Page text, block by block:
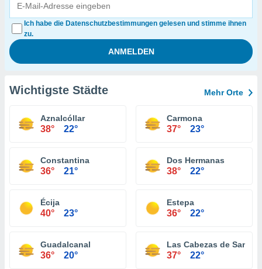
Ich habe die Datenschutzbestimmungen gelesen und stimme ihnen
zu.
Wichtigste Städte Mehr Orte
Aznalcóllar
38° 22°
Carmona
37° 23°
Constantina
36° 21°
Dos Hermanas
38° 22°
Écija
40° 23°
Estepa
36° 22°
Guadalcanal
36° 20°
Las Cabezas de San
37° 22°